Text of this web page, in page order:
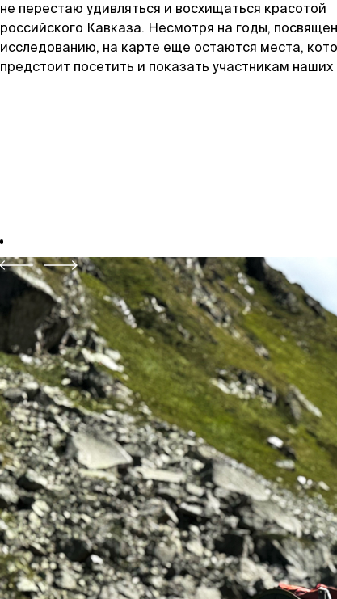
не перестаю удивляться и восхищаться красотой
российского Кавказа. Несмотря на годы,
исследованию, на карте еще остаются места,
предстоит посетить и показать участникам наших